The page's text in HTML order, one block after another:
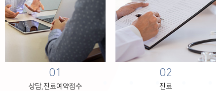
01
상담,진료예약접수
02
진료